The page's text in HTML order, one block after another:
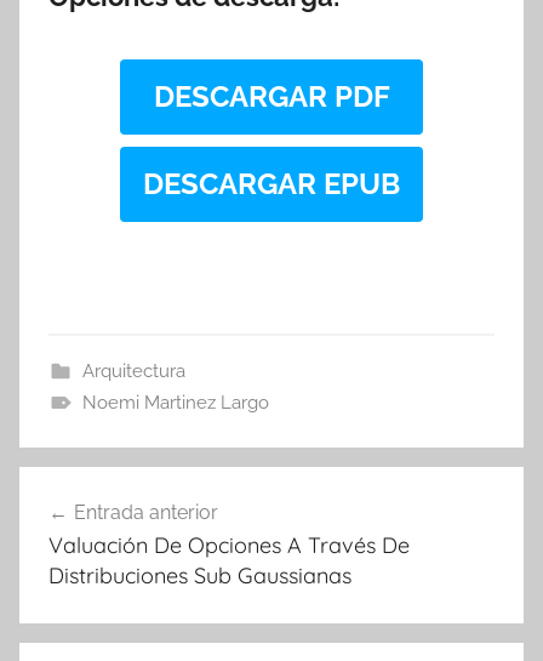
DESCARGAR PDF
DESCARGAR EPUB
Arquitectura
Noemi Martinez Largo
de
entradas
Entrada anterior
Valuación De Opciones A Través De
Distribuciones Sub Gaussianas